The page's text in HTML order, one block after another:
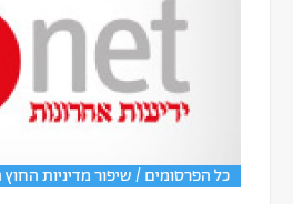
כל הפרסומים / שיפור מדיניות